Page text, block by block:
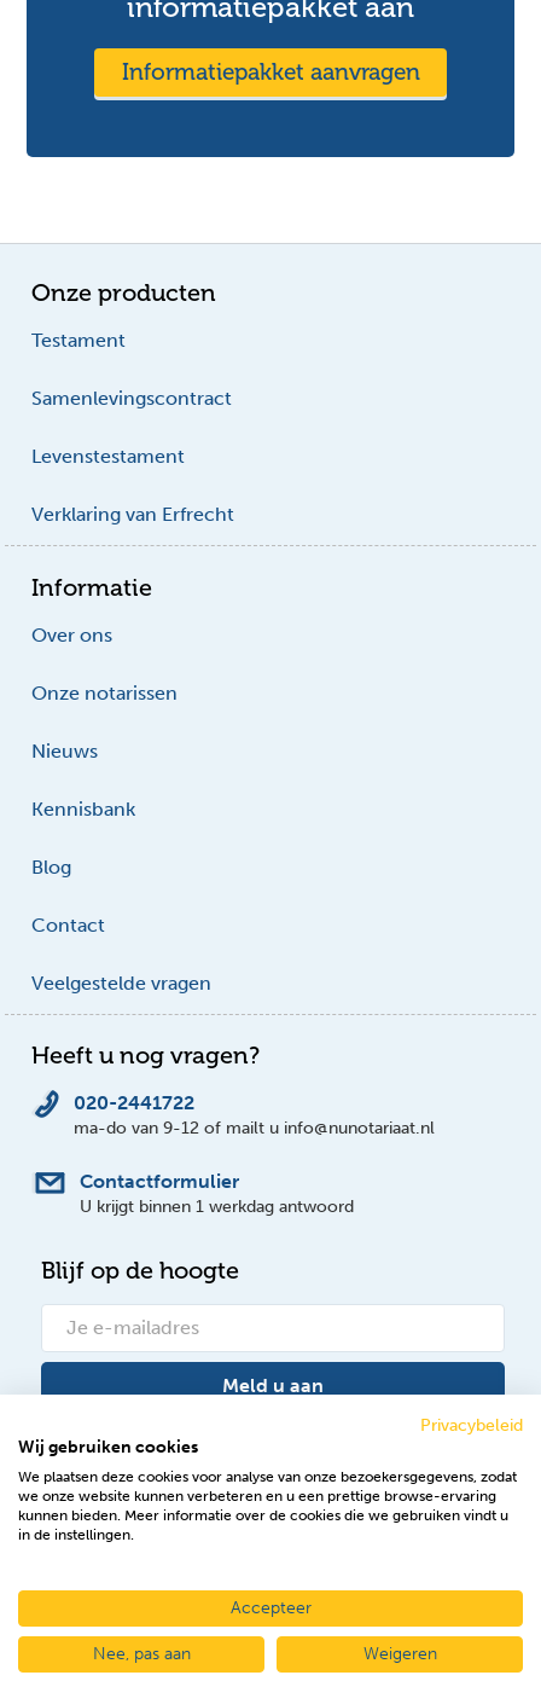
informatiepakket aan
Informatiepakket aanvragen
Onze producten
Testament
Samenlevingscontract
Levenstestament
Verklaring van Erfrecht
Informatie
Over ons
Onze notarissen
Nieuws
Kennisbank
Blog
Contact
Veelgestelde vragen
Heeft u nog vragen?
020-2441722
ma-do van 9-12 of mailt u info@nunotariaat.nl
Contactformulier
U krijgt binnen 1 werkdag antwoord
Blijf op de hoogte
Meld u aan
Volg ons op Facebook
2026 © NuNotariaat
Algemene voorwaarden Disclaimer Privacy & cookies
Privacybeleid
Wij gebruiken cookies
We plaatsen deze cookies voor analyse van onze bezoekersgegevens, zodat
we onze website kunnen verbeteren en u een prettige browse-ervaring
kunnen bieden. Meer informatie over de cookies die we gebruiken vindt u
in de instellingen.
Accepteer
Nee, pas aan Weigeren